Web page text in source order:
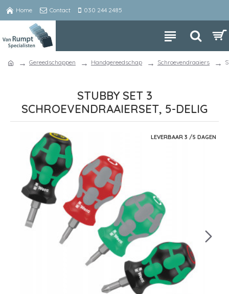
Home Contact 030 244 2485
Gereedschappen Handgereedschap Schroevendraaiers
STUBBY SET 3
SCHROEVENDRAAIERSET, 5-DELIG
LEVERBAAR 3 /5 DAGEN